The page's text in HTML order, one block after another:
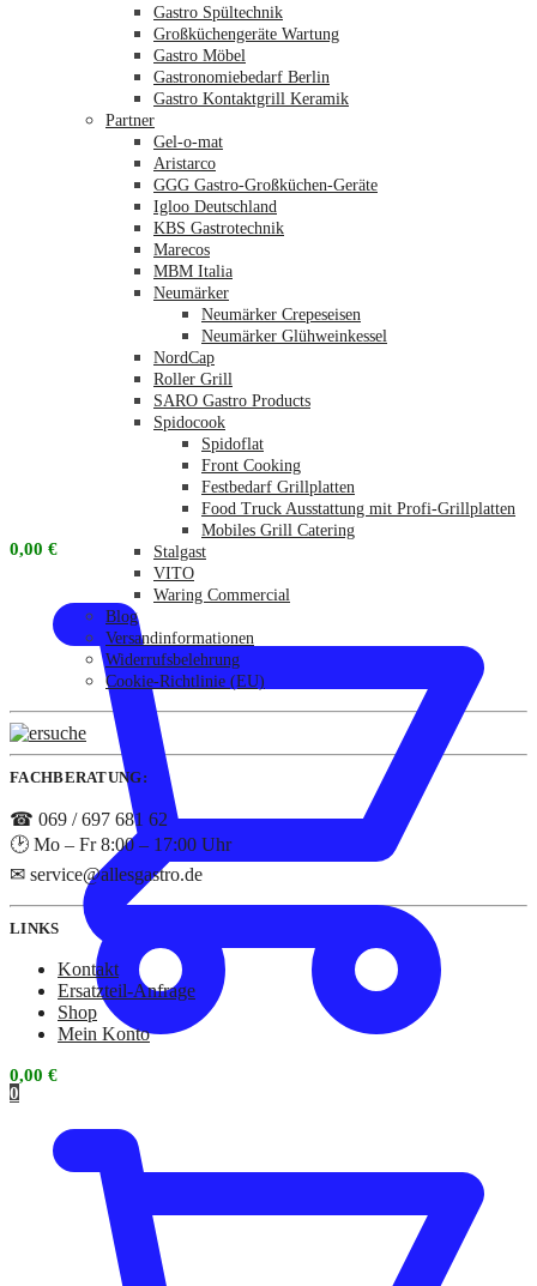
0,00 €
0
Gastro Spültechnik
Großküchengeräte Wartung
Gastro Möbel
Gastronomiebedarf Berlin
Gastro Kontaktgrill Keramik
Partner
Gel-o-mat
Aristarco
GGG Gastro-Großküchen-Geräte
Igloo Deutschland
KBS Gastrotechnik
Marecos
MBM Italia
Neumärker
Neumärker Crepeseisen
Neumärker Glühweinkessel
NordCap
Roller Grill
SARO Gastro Products
Spidocook
Spidoflat
Front Cooking
Festbedarf Grillplatten
Food Truck Ausstattung mit Profi-Grillplatten
Mobiles Grill Catering
Stalgast
VITO
Waring Commercial
Blog
Versandinformationen
Widerrufsbelehrung
Cookie-Richtlinie (EU)
FACHBERATUNG:
☎ 069 / 697 681 62
🕑 Mo – Fr 8:00 – 17:00 Uhr
✉ service@allesgastro.de
LINKS
Kontakt
Ersatzteil-Anfrage
Shop
Mein Konto
0,00 €